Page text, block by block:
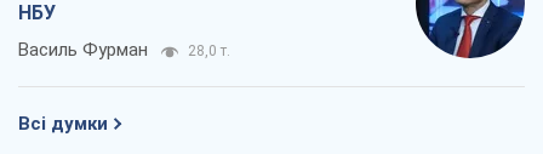
НБУ
Василь Фурман 28,0 т.
Всі думки